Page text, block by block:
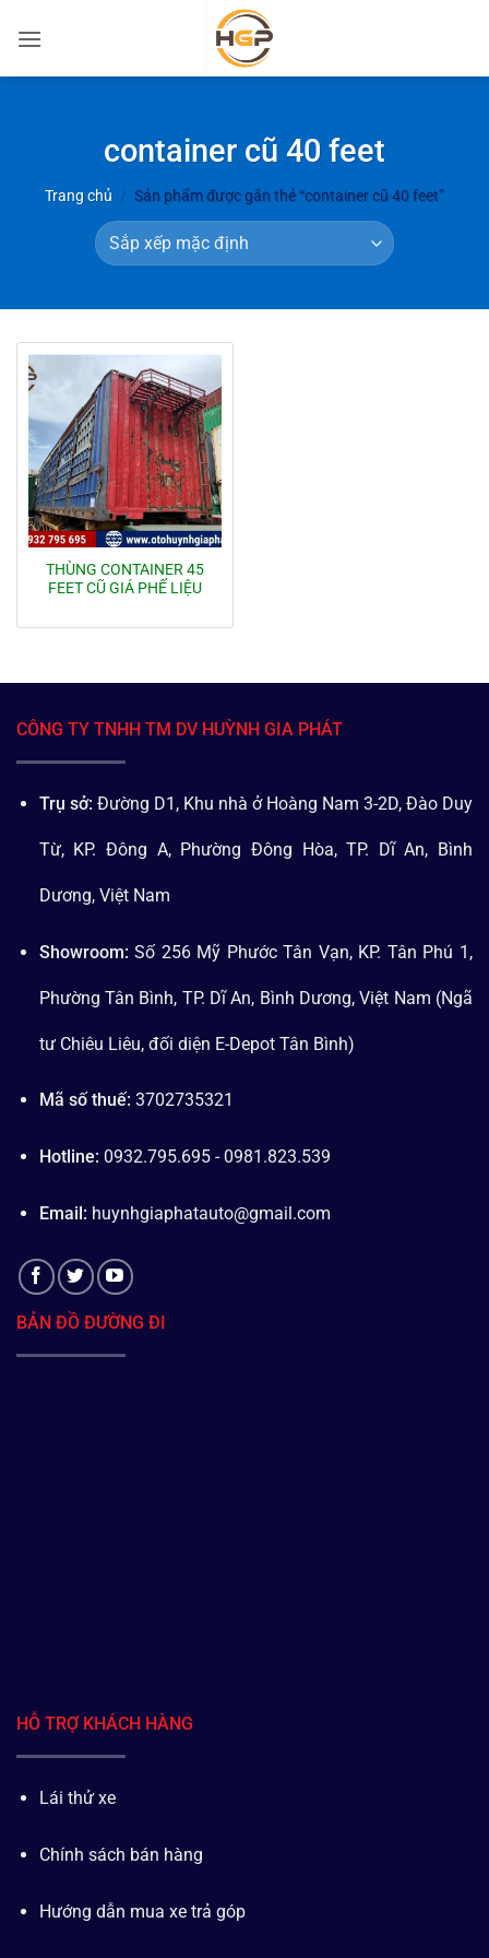
qua
container cũ 40 feet
Trang chủ / Sản phẩm được gắn thẻ “container cũ 40 feet”
THÙNG CONTAINER 45
FEET CŨ GIÁ PHẾ LIỆU
CÔNG TY TNHH TM DV HUỲNH GIA PHÁT
Trụ sở: Đường D1, Khu nhà ở Hoàng Nam 3-2D, Đào Duy
Từ, KP. Đông A, Phường Đông Hòa, TP. Dĩ An, Bình
Dương, Việt Nam
Showroom: Số 256 Mỹ Phước Tân Vạn, KP. Tân Phú 1,
Phường Tân Bình, TP. Dĩ An, Bình Dương, Việt Nam (Ngã
tư Chiêu Liêu, đối diện E-Depot Tân Bình)
Mã số thuế: 3702735321
Hotline: 0932.795.695 - 0981.823.539
Email: huynhgiaphatauto@gmail.com
BẢN ĐỒ ĐƯỜNG ĐI
HỖ TRỢ KHÁCH HÀNG
Lái thử xe
Chính sách bán hàng
Hướng dẫn mua xe trả góp